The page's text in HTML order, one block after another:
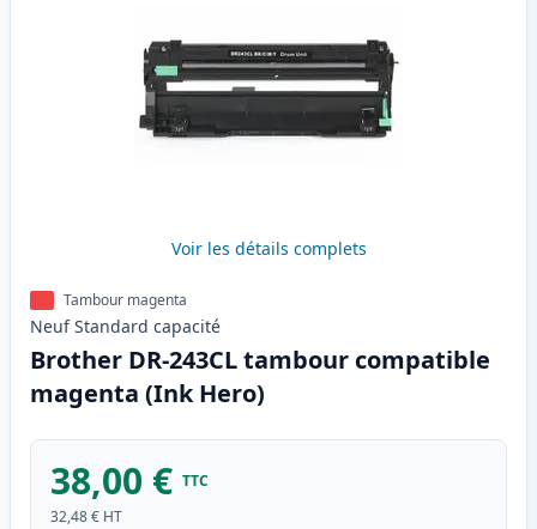
Voir les détails complets
Tambour magenta
Neuf Standard capacité
Brother DR-243CL tambour compatible
magenta (Ink Hero)
38,00 € TTC
32,48 € HT